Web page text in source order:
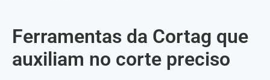
Ferramentas da Cortag que
auxiliam no corte preciso